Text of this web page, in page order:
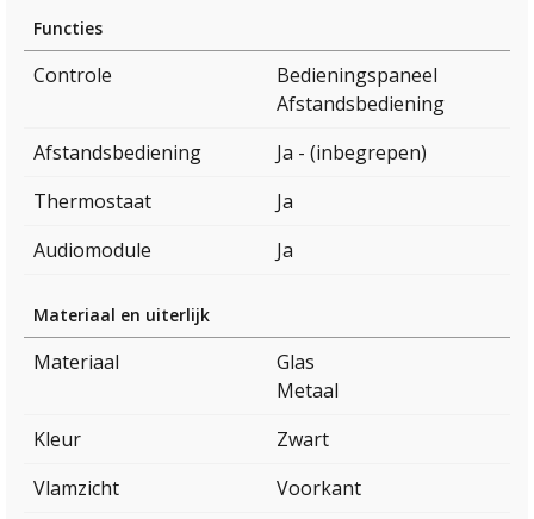
Functies
Controle
Bedieningspaneel
Afstandsbediening
Afstandsbediening
Ja - (inbegrepen)
Thermostaat
Ja
Audiomodule
Ja
Materiaal en uiterlijk
Materiaal
Glas
Metaal
Kleur
Zwart
Vlamzicht
Voorkant